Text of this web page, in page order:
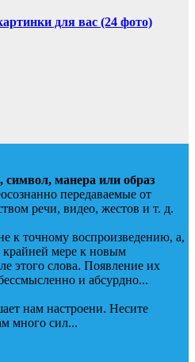
для вас (24 фото)
символ, манера или образ
передаваемые от
речи, видео, жестов и т. д.
к точному воспроизведению, а,
мере к новым
этого слова. Появление их
и абсурдно...
нам настроени. Несите
много сил...